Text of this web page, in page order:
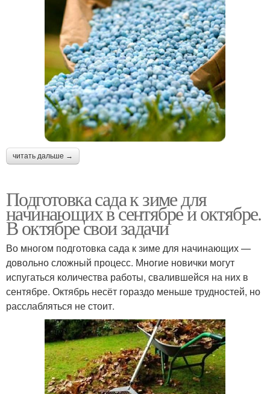
читать дальше →
Подготовка сада к зиме для
начинающих в сентябре и октябре.
В октябре свои задачи
Во многом подготовка сада к зиме для начинающих —
довольно сложный процесс. Многие новички могут
испугаться количества работы, свалившейся на них в
сентябре. Октябрь несёт гораздо меньше трудностей, но
расслабляться не стоит.